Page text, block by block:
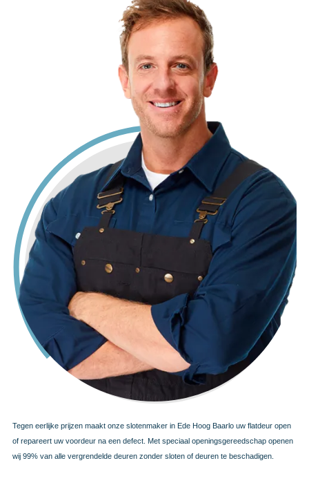
Tegen eerlijke prijzen maakt onze slotenmaker in Ede Hoog Baarlo uw flatdeur open
of repareert uw voordeur na een defect. Met speciaal openingsgereedschap openen
wij 99% van alle vergrendelde deuren zonder sloten of deuren te beschadigen.